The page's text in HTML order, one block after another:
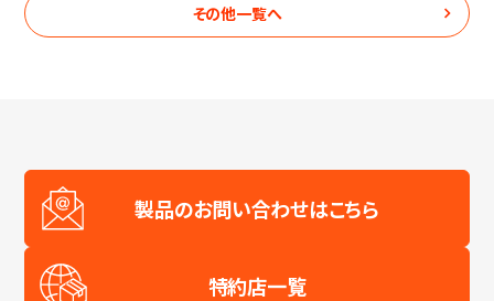
その他一覧へ
製品のお問い合わせはこちら
特約店一覧